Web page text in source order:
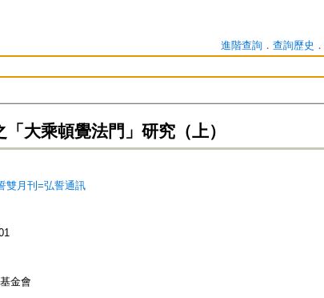
進階查詢． 查詢歷史 ．
大乘頓覺法門」研究（上）
雙月刊=弘誓通訊
金會